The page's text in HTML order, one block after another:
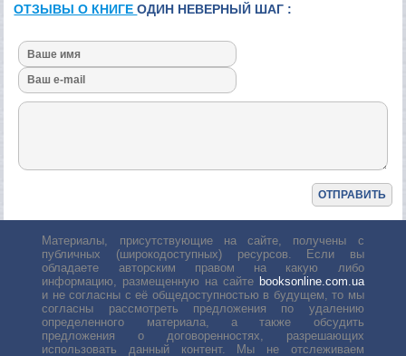
ОТЗЫВЫ О КНИГЕОДИН НЕВЕРНЫЙ ШАГ :
Материалы, присутствующие на сайте, получены с
публичных (широкодоступных) ресурсов. Если вы
обладаете авторским правом на какую либо
информацию, размещенную на сайте booksonline.com.ua
и не согласны с её общедоступностью в будущем, то мы
согласны рассмотреть предложения по удалению
определенного материала, а также обсудить
предложения о договоренностях, разрешающих
использовать данный контент. Мы не отслеживаем